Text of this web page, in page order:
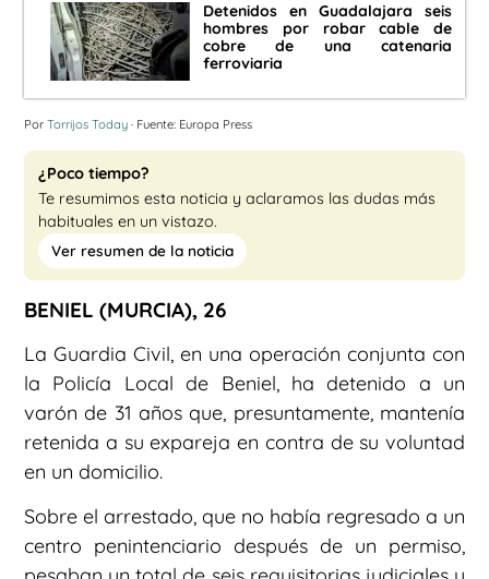
Detenidos en Guadalajara seis
hombres por robar cable de
cobre de una catenaria
ferroviaria
Por Torrijos Today · Fuente: Europa Press
¿Poco tiempo?
Te resumimos esta noticia y aclaramos las dudas más
habituales en un vistazo.
Ver resumen de la noticia
BENIEL (MURCIA), 26
La Guardia Civil, en una operación conjunta con
la Policía Local de Beniel, ha detenido a un
varón de 31 años que, presuntamente, mantenía
retenida a su expareja en contra de su voluntad
en un domicilio.
Sobre el arrestado, que no había regresado a un
centro penintenciario después de un permiso,